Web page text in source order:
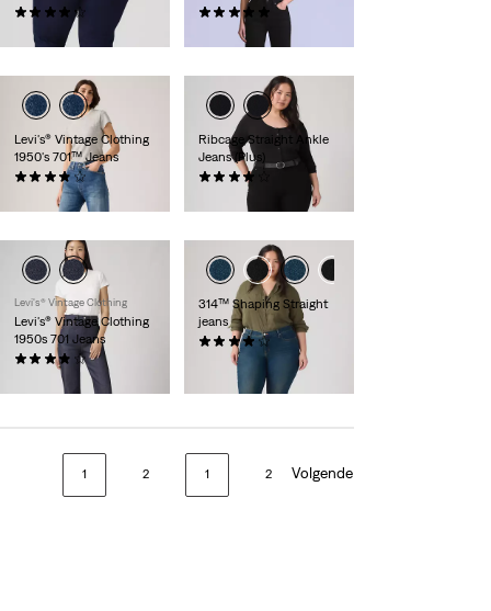
€ 89,95
(3)
€ 154,95
Levi's® Vintage Clothing
1950's 701™ Jeans
(36)
€ 279,95
Ribcage Straight Ankle
Jeans (Plus)
€ 129,95
Levi's® Vintage Clothing
Levi's® Vintage Clothing
1950s 701 Jeans
(36)
€ 279,95
314™ Shaping Straight
jeans
(120)
€ 89,95
1 2 Volgende
1 2